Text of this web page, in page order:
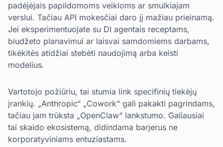
padėjėjais papildomoms veikloms ar smulkiajam
verslui. Tačiau API mokesčiai daro jį mažiau prieinamą.
Jei eksperimentuojate su DI agentais receptams,
biudžeto planavimui ar laisvai samdomiems darbams,
tikėkitės atidžiai stebėti naudojimą arba keisti
modelius.
Vartotojo požiūriu, tai stumia link specifinių tiekėjų
įrankių. „Anthropic“ „Cowork“ gali pakakti pagrindams,
tačiau jam trūksta „OpenClaw“ lankstumo. Galiausiai
tai skaido ekosistemą, didindama barjerus ne
korporatyviniams entuziastams.